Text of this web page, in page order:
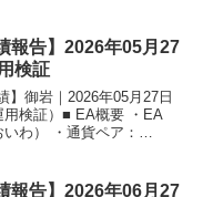
【M1】 ・当日損...
報告】2026年05月27
検証
】御岩｜2026年05月27日
用検証）■ EA概要 ・EA
わ） ・通貨ペア：
【M1】 ・当日損...
報告】2026年06月27